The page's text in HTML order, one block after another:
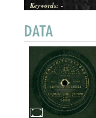
NYITÁNY
Keywords: -